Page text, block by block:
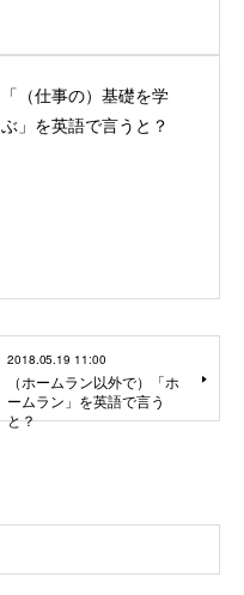
「（仕事の）基礎を学
ぶ」を英語で言うと？
2018.05.19 11:00
（ホームラン以外で）「ホ
ームラン」を英語で言う
と？